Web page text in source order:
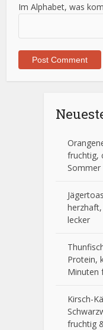
Im Alphabet, was
fruchtig,
Sommer
lecker
Protein,
Minuten
Kirsch-
fruchtig